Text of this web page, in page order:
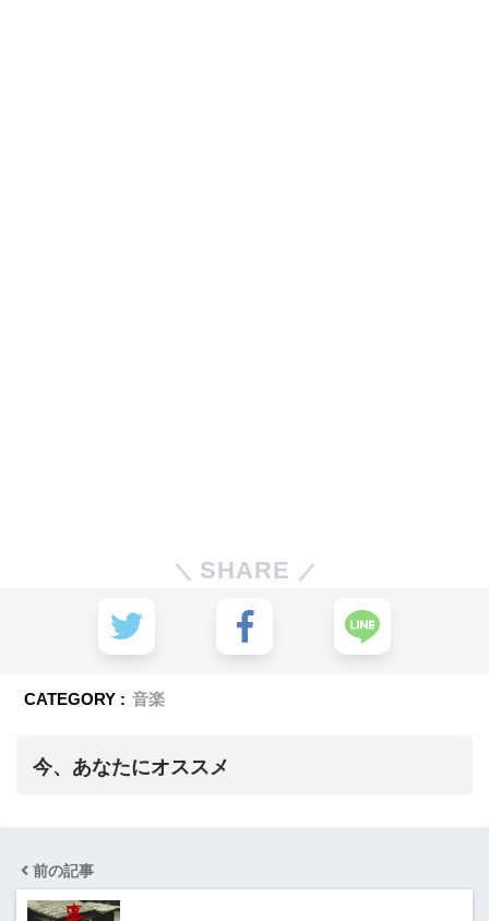
SHARE
CATEGORY : 音楽
今、あなたにオススメ
前の記事